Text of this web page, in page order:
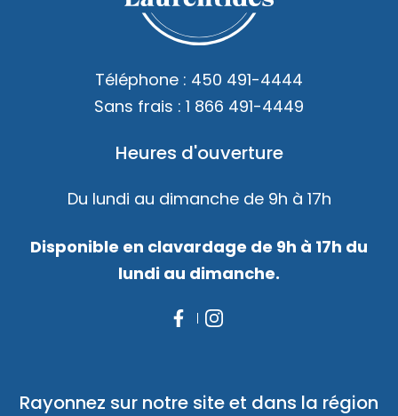
Téléphone : 450 491-4444
Sans frais : 1 866 491-4449
Heures d'ouverture
Du lundi au dimanche de 9h à 17h
Disponible en clavardage de 9h à 17h du
lundi au dimanche.
Rayonnez sur notre site et dans la région